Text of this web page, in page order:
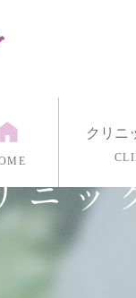
クリニ
院紹介 発達外
ニッ